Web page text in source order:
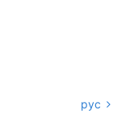
рус